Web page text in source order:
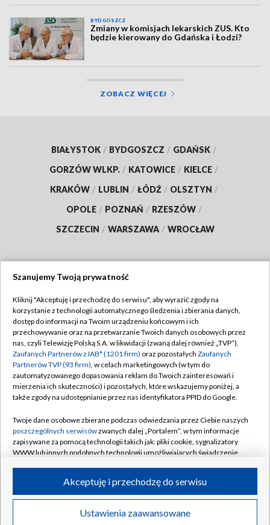
BYDGOSZCZ
Zmiany w komisjach lekarskich ZUS. Kto
będzie kierowany do Gdańska i Łodzi?
ZOBACZ WIĘCEJ
BIAŁYSTOK / BYDGOSZCZ / GDAŃSK /
GORZÓW WLKP. / KATOWICE / KIELCE /
KRAKÓW / LUBLIN / ŁÓDŹ / OLSZTYN /
OPOLE / POZNAŃ / RZESZÓW /
SZCZECIN / WARSZAWA / WROCŁAW
TVP
Abonament TVP
Emisja w TVP
Centrum informacji TVP
Naziemna Telewizja Cyfrowa
Rada Programowa
System NOS
Informacje o nadawcy
Program dla prasy
Regulamin TVP
Polityka prywatności
Moje zgody
Pomoc
Kontakt
Kanały
©2026 Telewizja Polska S.A. w likwidacji
Szanujemy Twoją prywatność
Kliknij "Akceptuję i przechodzę do serwisu", aby wyrazić zgody na
korzystanie z technologii automatycznego śledzenia i zbierania danych,
dostęp do informacji na Twoim urządzeniu końcowym i ich
przechowywanie oraz na przetwarzanie Twoich danych osobowych przez
nas, czyli Telewizję Polską S.A. w likwidacji (zwaną dalej również „TVP”),
Zaufanych Partnerów z IAB* (1201 firm) oraz pozostałych Zaufanych
Partnerów TVP (93 firm), w celach marketingowych (w tym do
zautomatyzowanego dopasowania reklam do Twoich zainteresowań i
mierzenia ich skuteczności) i pozostałych, które wskazujemy poniżej, a
także zgody na udostępnianie przez nas identyfikatora PPID do Google.
Twoje dane osobowe zbierane podczas odwiedzania przez Ciebie naszych
poszczególnych serwisówzwanych dalej „Portalem”, w tym informacje
zapisywane za pomocą technologii takich jak: pliki cookie, sygnalizatory
WWW lub innych podobnych technologii umożliwiających świadczenie
ruchu w Internecie.
Twoje dane osobowe zbierane podczas odwiedzania przez Ciebie
poszczególnych serwisówna Portalu, takie jak adresy IP, identyfikatory
Ustawienia zaawansowane
Akceptuję i przechodzę do serwisu